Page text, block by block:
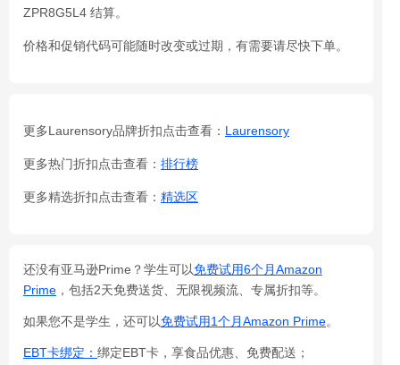
ZPR8G5L4 结算。
价格和促销代码可能随时改变或过期，有需要请尽快下单。
更多Laurensory品牌折扣点击查看： Laurensory
更多热门折扣点击查看： 排行榜
更多精选折扣点击查看： 精选区
还没有亚马逊Prime？学生可以免费试用6个月Amazon
Prime ，包括2天免费送货、无限视频流、专属折扣等。
如果您不是学生，还可以免费试用1个月Amazon Prime。
EBT卡绑定： 绑定EBT卡，享食品优惠、免费配送；